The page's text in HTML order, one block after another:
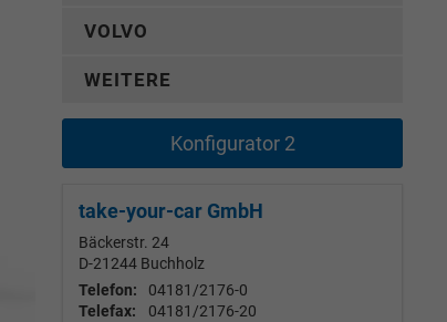
VOLVO
WEITERE
Konfigurator 2
take-your-car GmbH
Bäckerstr. 24
D-21244 Buchholz
Telefon:
04181/2176-0
Telefax:
04181/2176-20